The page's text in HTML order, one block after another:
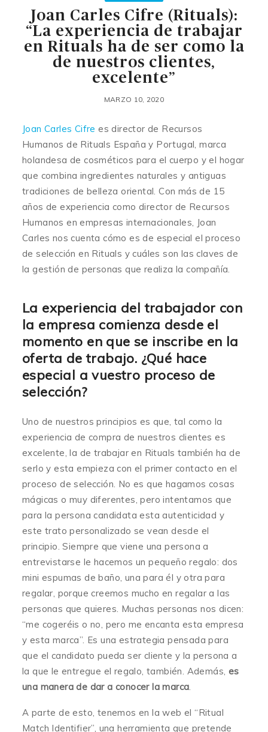
Joan Carles Cifre (Rituals):
“La experiencia de trabajar
en Rituals ha de ser como la
de nuestros clientes,
excelente”
MARZO 10, 2020
Joan Carles Cifre es director de Recursos
Humanos de Rituals España y Portugal, marca
holandesa de cosméticos para el cuerpo y el hogar
que combina ingredientes naturales y antiguas
tradiciones de belleza oriental. Con más de 15
años de experiencia como director de Recursos
Humanos en empresas internacionales, Joan
Carles nos cuenta cómo es de especial el proceso
de selección en Rituals y cuáles son las claves de
la gestión de personas que realiza la compañía.
La experiencia del trabajador con
la empresa comienza desde el
momento en que se inscribe en la
oferta de trabajo. ¿Qué hace
especial a vuestro proceso de
selección?
Uno de nuestros principios es que, tal como la
experiencia de compra de nuestros clientes es
excelente, la de trabajar en Rituals también ha de
serlo y esta empieza con el primer contacto en el
proceso de selección. No es que hagamos cosas
mágicas o muy diferentes, pero intentamos que
para la persona candidata esta autenticidad y
este trato personalizado se vean desde el
principio. Siempre que viene una persona a
entrevistarse le hacemos un pequeño regalo: dos
mini espumas de baño, una para él y otra para
regalar, porque creemos mucho en regalar a las
personas que quieres. Muchas personas nos dicen:
“me cogeréis o no, pero me encanta esta empresa
y esta marca”. Es una estrategia pensada para
que el candidato pueda ser cliente y la persona a
la que le entregue el regalo, también. Además, es
una manera de dar a conocer la marca.
A parte de esto, tenemos en la web el “Ritual
Match Identifier”, una herramienta que pretende